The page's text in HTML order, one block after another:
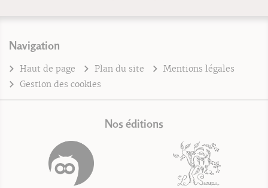
Navigation
Haut de page Plan du site
Mentions légales
Gestion des cookies
Nos éditions